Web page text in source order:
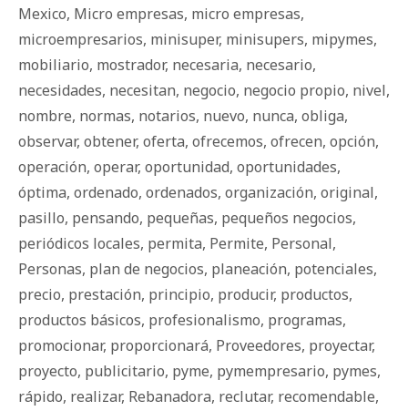
Mexico, Micro empresas, micro empresas,
microempresarios, minisuper, minisupers, mipymes,
mobiliario, mostrador, necesaria, necesario,
necesidades, necesitan, negocio, negocio propio, nivel,
nombre, normas, notarios, nuevo, nunca, obliga,
observar, obtener, oferta, ofrecemos, ofrecen, opción,
operación, operar, oportunidad, oportunidades,
óptima, ordenado, ordenados, organización, original,
pasillo, pensando, pequeñas, pequeños negocios,
periódicos locales, permita, Permite, Personal,
Personas, plan de negocios, planeación, potenciales,
precio, prestación, principio, producir, productos,
productos básicos, profesionalismo, programas,
promocionar, proporcionará, Proveedores, proyectar,
proyecto, publicitario, pyme, pymempresario, pymes,
rápido, realizar, Rebanadora, reclutar, recomendable,